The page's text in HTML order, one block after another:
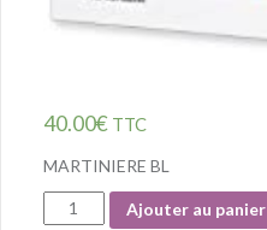
40.00€ TTC
MARTINIERE BL
Quantité
Ajouter au panier